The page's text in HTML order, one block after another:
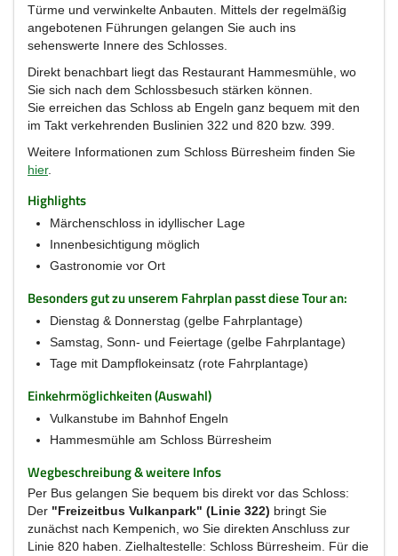
Türme und verwinkelte Anbauten. Mittels der regelmäßig
angebotenen Führungen gelangen Sie auch ins
sehenswerte Innere des Schlosses.
Direkt benachbart liegt das Restaurant Hammesmühle, wo
Sie sich nach dem Schlossbesuch stärken können.
Sie erreichen das Schloss ab Engeln ganz bequem mit den
im Takt verkehrenden Buslinien 322 und 820 bzw. 399.
Weitere Informationen zum Schloss Bürresheim finden Sie
hier.
Highlights
Märchenschloss in idyllischer Lage
Innenbesichtigung möglich
Gastronomie vor Ort
Besonders gut zu unserem Fahrplan passt diese Tour an:
Dienstag & Donnerstag (gelbe Fahrplantage)
Samstag, Sonn- und Feiertage (gelbe Fahrplantage)
Tage mit Dampflokeinsatz (rote Fahrplantage)
Einkehrmöglichkeiten (Auswahl)
Vulkanstube im Bahnhof Engeln
Hammesmühle am Schloss Bürresheim
Wegbeschreibung & weitere Infos
Per Bus gelangen Sie bequem bis direkt vor das Schloss:
Der "Freizeitbus Vulkanpark" (Linie 322) bringt Sie
zunächst nach Kempenich, wo Sie direkten Anschluss zur
Linie 820 haben. Zielhaltestelle: Schloss Bürresheim. Für die